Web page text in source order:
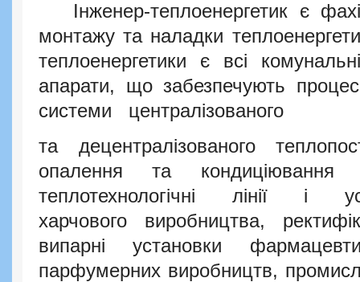
Інженер-теплоенергетик є
монтажу та наладки
теплоенергетики є всі
апарати, що забезпечують
системи централізованого
та децентралізованого
опалення та кондиціювання
теплотехнологічні лінії і
харчового виробництва,
випарні установки
парфумерних виробництв,